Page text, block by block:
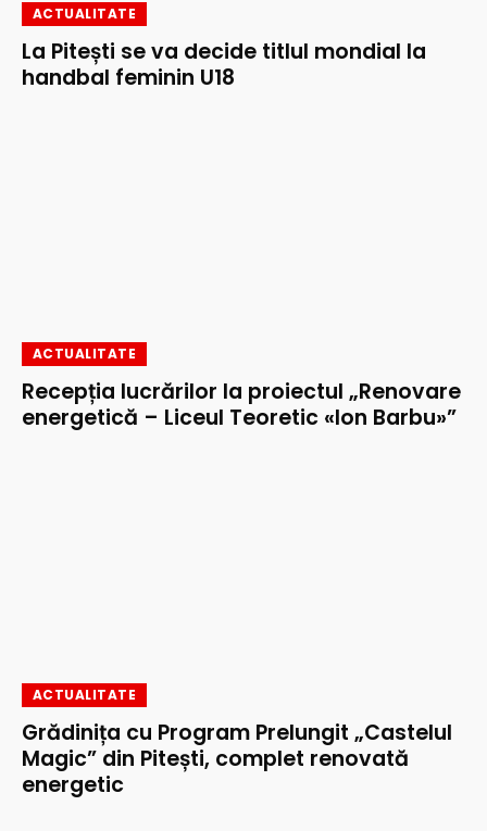
ACTUALITATE
La Pitești se va decide titlul mondial la
handbal feminin U18
ACTUALITATE
Recepția lucrărilor la proiectul „Renovare
energetică – Liceul Teoretic «Ion Barbu»”
ACTUALITATE
Grădinița cu Program Prelungit „Castelul
Magic” din Pitești, complet renovată
energetic